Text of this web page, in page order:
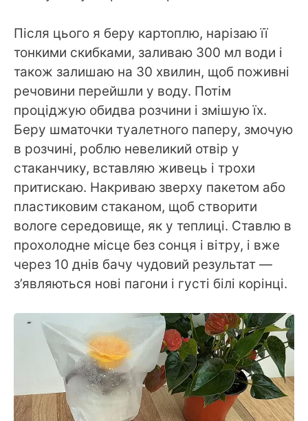
Після цього я беру картоплю, нарізаю її
тонкими скибками, заливаю 300 мл води і
також залишаю на 30 хвилин, щоб поживні
речовини перейшли у воду. Потім
проціджую обидва розчини і змішую їх.
Беру шматочки туалетного паперу, змочую
в розчині, роблю невеликий отвір у
стаканчику, вставляю живець і трохи
притискаю. Накриваю зверху пакетом або
пластиковим стаканом, щоб створити
вологе середовище, як у теплиці. Ставлю в
прохолодне місце без сонця і вітру, і вже
через 10 днів бачу чудовий результат —
з’являються нові пагони і густі білі корінці.